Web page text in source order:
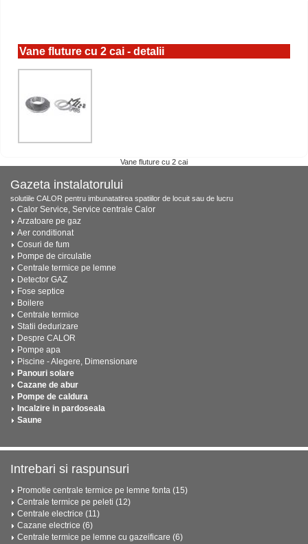
Vane fluture cu 2 cai - detalii
Vane fluture cu 2 cai
Gazeta instalatorului
solutiile CALOR pentru imbunatatirea spatiilor de locuit sau de lucru
Calor Service, Service centrale Calor
Arzatoare pe gaz
Aer conditionat
Cosuri de fum
Pompe de circulatie
Centrale termice pe lemne
Detector GAZ
Fose septice
Boilere
Centrale termice
Statii dedurizare
Despre CALOR
Pompe apa
Piscine - Alegere, Dimensionare
Panouri solare
Cazane de abur
Pompe de caldura
Incalzire in pardoseala
Saune
Intrebari si raspunsuri
Promotie centrale termice pe lemne fonta (15)
Centrale termice pe peleti (12)
Centrale electrice (11)
Cazane electrice (6)
Centrale termice pe lemne cu gazeificare (6)